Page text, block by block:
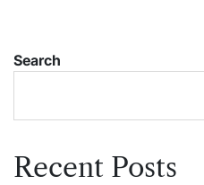
Search
Recent Posts